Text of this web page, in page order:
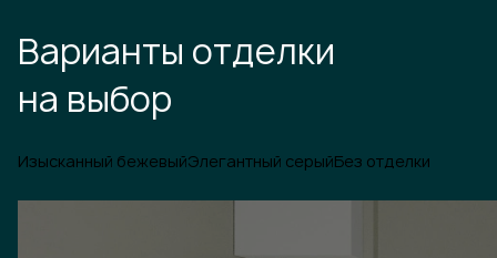
Варианты отделки
на выбор
Изысканный бежевыйЭлегантный серыйБез отделки